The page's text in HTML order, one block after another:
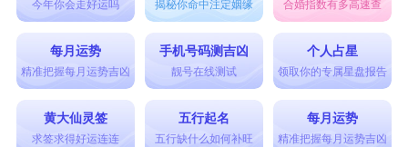
今年你会走好运吗 揭秘你命中注定姻缘 合婚指数有多高速查
每月运势
精准把握每月运势吉凶
手机号码测吉凶
靓号在线测试
个人占星
领取你的专属星盘报告
黄大仙灵签
求签求得好运连连
五行起名
五行缺什么如何补旺
每月运势
精准把握每月运势吉凶